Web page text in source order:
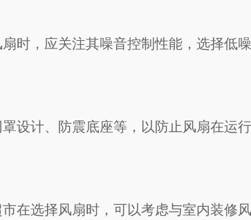
时，应关注其噪音控制性能，选择低
设计、防震底座等，以防止风扇在运
在选择风扇时，可以考虑与室内装修